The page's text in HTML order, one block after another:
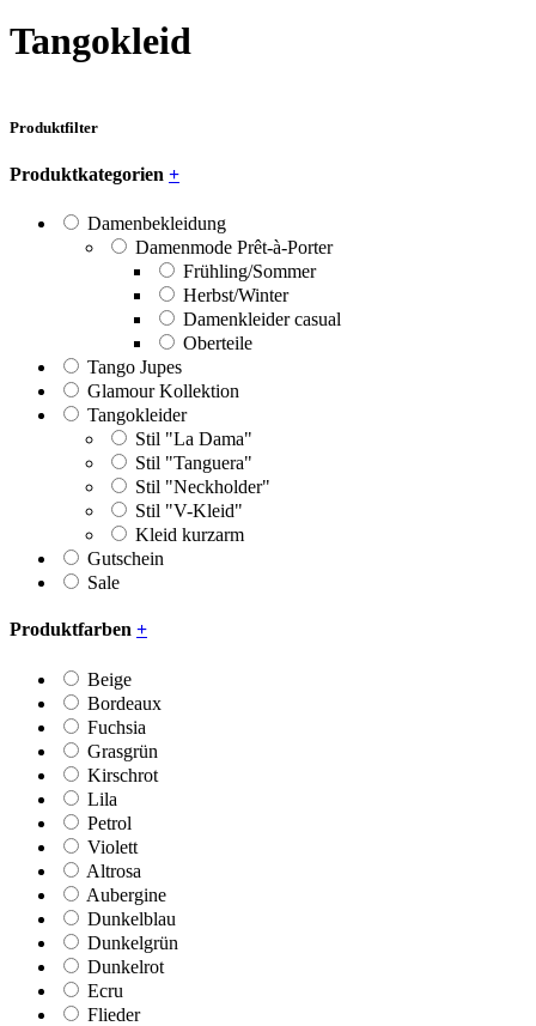
Tangokleid
Produktfilter
Produktkategorien +
Damenbekleidung
Damenmode Prêt-à-Porter
Frühling/Sommer
Herbst/Winter
Damenkleider casual
Oberteile
Tango Jupes
Glamour Kollektion
Tangokleider
Stil "La Dama"
Stil "Tanguera"
Stil "Neckholder"
Stil "V-Kleid"
Kleid kurzarm
Gutschein
Sale
Produktfarben +
Beige
Bordeaux
Fuchsia
Grasgrün
Kirschrot
Lila
Petrol
Violett
Altrosa
Aubergine
Dunkelblau
Dunkelgrün
Dunkelrot
Ecru
Flieder